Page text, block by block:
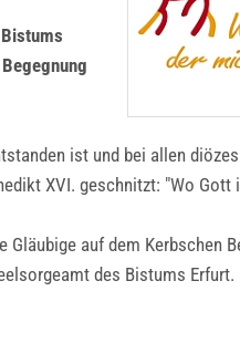
ist und bei allen
XVI. geschnitzt: "Wo Gott
auf dem Kerbschen
des Bistums